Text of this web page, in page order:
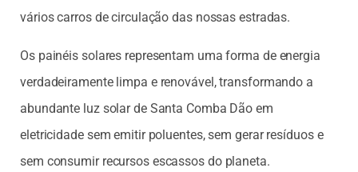
vários carros de circulação das nossas estradas.
Os painéis solares representam uma forma de energia
verdadeiramente limpa e renovável, transformando a
abundante luz solar de Santa Comba Dão em
eletricidade sem emitir poluentes, sem gerar resíduos e
sem consumir recursos escassos do planeta.